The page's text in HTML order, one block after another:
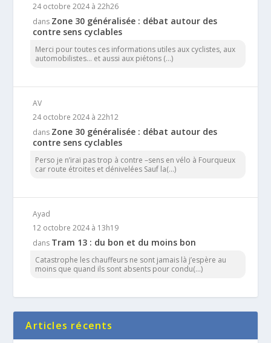
24 octobre 2024 à 22h26
dans Zone 30 généralisée : débat autour des
contre sens cyclables
Merci pour toutes ces informations utiles aux cyclistes, aux
automobilistes... et aussi aux piétons (...)
AV
24 octobre 2024 à 22h12
dans Zone 30 généralisée : débat autour des
contre sens cyclables
Perso je n’irai pas trop à contre –sens en vélo à Fourqueux
car route étroites et dénivelées Sauf la(...)
Ayad
12 octobre 2024 à 13h19
dans Tram 13 : du bon et du moins bon
Catastrophe les chauffeurs ne sont jamais là j’espère au
moins que quand ils sont absents pour condu(...)
Articles récents